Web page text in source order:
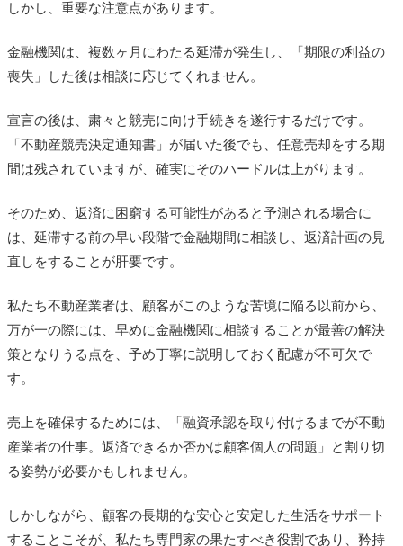
しかし、重要な注意点があります。
金融機関は、複数ヶ月にわたる延滞が発生し、「期限の利益の
喪失」した後は相談に応じてくれません。
宣言の後は、粛々と競売に向け手続きを遂行するだけです。
「不動産競売決定通知書」が届いた後でも、任意売却をする期
間は残されていますが、確実にそのハードルは上がります。
そのため、返済に困窮する可能性があると予測される場合に
は、延滞する前の早い段階で金融期間に相談し、返済計画の見
直しをすることが肝要です。
私たち不動産業者は、顧客がこのような苦境に陥る以前から、
万が一の際には、早めに金融機関に相談することが最善の解決
策となりうる点を、予め丁寧に説明しておく配慮が不可欠で
す。
売上を確保するためには、「融資承認を取り付けるまでが不動
産業者の仕事。返済できるか否かは顧客個人の問題」と割り切
る姿勢が必要かもしれません。
しかしながら、顧客の長期的な安心と安定した生活をサポート
することこそが、私たち専門家の果たすべき役割であり、矜持